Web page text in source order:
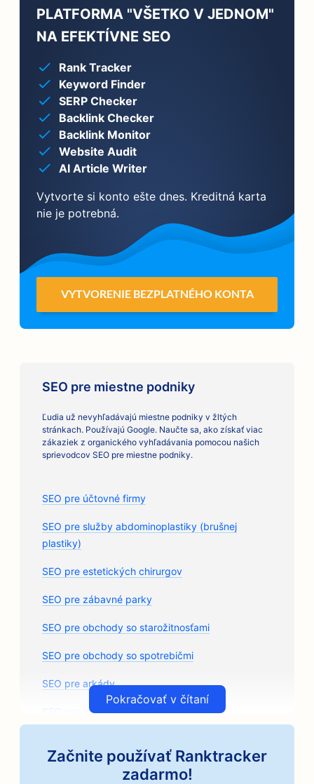
PLATFORMA "VŠETKO V JEDNOM"
NA EFEKTÍVNE SEO
Rank Tracker
Keyword Finder
SERP Checker
Backlink Checker
Backlink Monitor
Website Audit
AI Article Writer
Vytvorte si konto ešte dnes. Kreditná karta
nie je potrebná.
VYTVORENIE BEZPLATNÉHO KONTA
SEO pre miestne podniky
Ľudia už nevyhľadávajú miestne podniky v žltých
stránkach. Používajú Google. Naučte sa, ako získať viac
zákaziek z organického vyhľadávania pomocou našich
sprievodcov SEO pre miestne podniky.
SEO pre účtovné firmy
SEO pre služby abdominoplastiky (brušnej
plastiky)
SEO pre estetických chirurgov
SEO pre zábavné parky
SEO pre obchody so starožitnosťami
SEO pre obchody so spotrebičmi
SEO pre arkády
SEO pre architektonické firmy
SEO pre predajne autodielov
Pokračovať v čítaní
Začnite používať Ranktracker
zadarmo!